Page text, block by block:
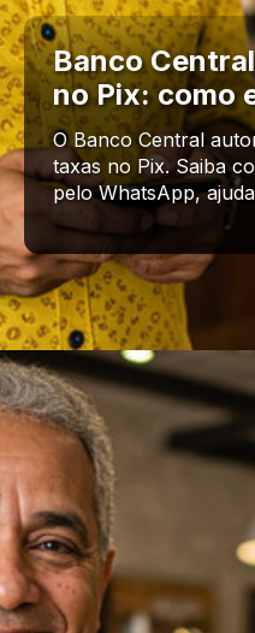
Banco
no Pix: como
O Banco Central
taxas no Pix. Saiba
pelo WhatsApp,